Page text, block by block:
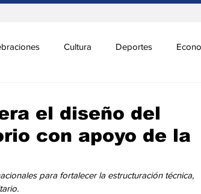
Cultura Deportes
Tecnología Agricultura Religión
el diseño del
con apoyo de la
para fortalecer la estructuración técnica,